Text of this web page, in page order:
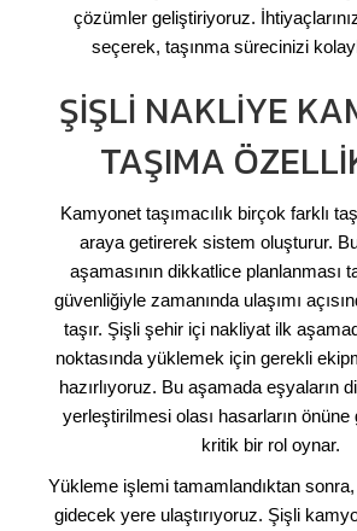
çözümler geliştiriyoruz.
seçerek, taşınma sürecinizi
ŞIŞLI NAKLIYE
TAŞIMA
Kamyonet taşımacılık birçok farklı
araya getirerek sistem oluşturur.
aşamasının dikkatlice planlanması
güvenliğiyle zamanında ulaşımı
taşır. Şişli şehir içi nakliyat ilk
noktasında yüklemek için gerekli
hazırlıyoruz. Bu aşamada eşyaların
yerleştirilmesi olası hasarların önüne
kritik bir rol oynar.
Yükleme işlemi tamamlandıktan sonra,
gidecek yere ulaştırıyoruz. Şişli